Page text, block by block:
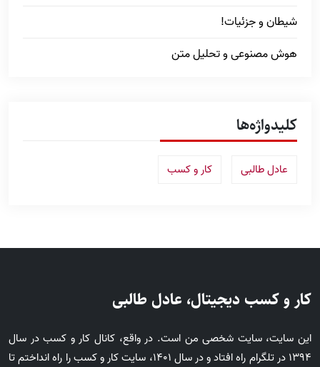
شیطان و جزئیات!
هوش مصنوعی و تحلیل متن
کلیدواژه‌ها
عادل طالبی کار و کسب
کار و کسب دیجیتال، عادل طالبی
این سایت، سایت شخصی من است. در واقع، کانال کار و کسب در سال
1394 در تلگرام راه افتاد و در سال 1401، سایت کار و کسب را راه انداختم تا